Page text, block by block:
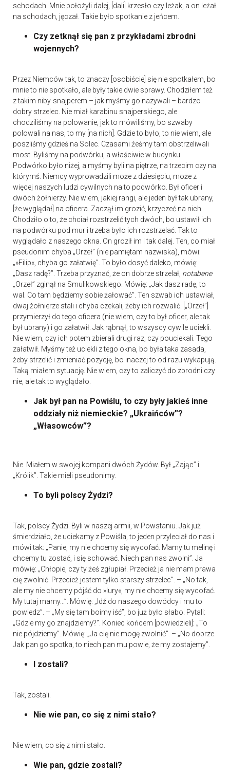
schodach. Mnie położyli dalej, [dali] krzesło czy leżak, a on leżał
na schodach, jęczał. Takie było spotkanie z jeńcem.
Czy zetknął się pan z przykładami zbrodni
wojennych?
Przez Niemców tak, to znaczy [osobiście] się nie spotkałem, bo
mnie to nie spotkało, ale były takie dwie sprawy. Chodziłem też
z takim niby-snajperem – jak myśmy go nazywali – bardzo
dobry strzelec. Nie miał karabinu snajperskiego, ale
chodziliśmy na polowanie, jak to mówiliśmy, bo szwaby
polowali na nas, to my [na nich]. Gdzie to było, to nie wiem, ale
poszliśmy gdzieś na Solec. Czasami żeśmy tam obstrzeliwali
most. Byliśmy na podwórku, a właściwie w budynku.
Podwórko było niżej, a myśmy byli na piętrze, na trzecim czy na
którymś. Niemcy wyprowadzili może z dziesięciu, może z
więcej naszych ludzi cywilnych na to podwórko. Był oficer i
dwóch żołnierzy. Nie wiem, jakiej rangi, ale jeden był tak ubrany,
[że wyglądał] na oficera. Zaczął im grozić, krzyczeć na nich.
Chodziło o to, że chciał rozstrzelić tych dwóch, bo ustawił ich
na podwórku pod mur i trzeba było ich rozstrzelać. Tak to
wyglądało z naszego okna. On groził im i tak dalej. Ten, co miał
pseudonim chyba „Orzeł” (nie pamiętam nazwiska), mówi:
„»Filip«, chyba go załatwię”. To było dosyć daleko, mówię:
„Dasz radę?”. Trzeba przyznać, że on dobrze strzelał, notabene
„Orzeł” zginął na Smulikowskiego. Mówię: „Jak dasz radę, to
wal. Co tam będziemy sobie żałować”. Ten szwab ich ustawiał,
dwaj żołnierze stali i chyba czekali, żeby ich rozwalić. [„Orzeł”]
przymierzył do tego oficera (nie wiem, czy to był oficer, ale tak
był ubrany) i go załatwił. Jak rąbnął, to wszyscy cywile uciekli.
Nie wiem, czy ich potem zbierali drugi raz, czy pouciekali. Tego
załatwił. Myśmy też uciekli z tego okna, bo była taka zasada,
żeby strzelić i zmieniać pozycję, bo inaczej to od razu wykapują.
Taką miałem sytuację. Nie wiem, czy to zaliczyć do zbrodni czy
nie, ale tak to wyglądało.
Jak był pan na Powiślu, to czy były jakieś inne
oddziały niż niemieckie? „Ukraińców”?
„Własowców”?
Nie. Miałem w swojej kompani dwóch Żydów. Był „Zając” i
„Królik”. Takie mieli pseudonimy.
To byli polscy Żydzi?
Tak, polscy Żydzi. Byli w naszej armii, w Powstaniu. Jak już
śmierdziało, że uciekamy z Powiśla, to jeden przyleciał do nas i
mówi tak: „Panie, my nie chcemy się wycofać. Mamy tu melinę i
chcemy tu zostać, i się schować. Niech pan nas zwolni”. Ja
mówię: „Chłopie, czy ty żeś zgłupiał. Przecież ja nie mam prawa
cię zwolnić. Przecież jestem tylko starszy strzelec”. – „No tak,
ale my nie chcemy pójść do »lury«, my nie chcemy się wycofać.
My tutaj mamy...”. Mówię: „Idź do naszego dowódcy i mu to
powiedz”. – „My się tam boimy iść”, bo już było słabo. Pytali:
„Gdzie my go znajdziemy?”. Koniec końcem [powiedzieli]: „To
nie pójdziemy”. Mówię: „Ja cię nie mogę zwolnić”. – „No dobrze.
Jak pan go spotka, to niech pan mu powie, że my zostajemy”.
I zostali?
Tak, zostali.
Nie wie pan, co się z nimi stało?
Nie wiem, co się z nimi stało.
Wie pan, gdzie zostali?